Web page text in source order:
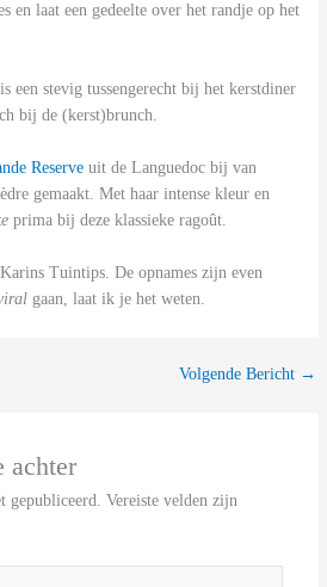
en laat een gedeelte over het randje op het
een stevig tussengerecht bij het kerstdiner
bij de (kerst)brunch.
Reserve uit de Languedoc bij van
gemaakt. Met haar intense kleur en
prima bij deze klassieke ragoût.
Tuintips. De opnames zijn even
gaan, laat ik je het weten.
Volgende Bericht →
achter
gepubliceerd. Vereiste velden zijn